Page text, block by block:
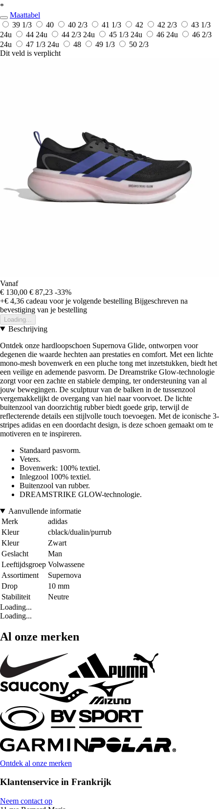
*
Maattabel
39 1/3
40 40 2/3 41 1/3 42 42 2/3
43 1/3
24u
44 24u 44 2/3 24u 45 1/3 24u 46 24u
46 2/3
24u
47 1/3 24u 48 49 1/3
50 2/3
Dit veld is verplicht
Vanaf
€ 130,00 € 87,23 -33%
+€ 4,36 cadeau voor je volgende bestelling Bijgeschreven na
bevestiging van je bestelling
Loading...
Beschrijving
Ontdek onze hardloopschoen Supernova Glide, ontworpen voor
degenen die waarde hechten aan prestaties en comfort. Met een lichte
mono-mesh bovenwerk en een pluche tong met inzetstukken, biedt het
een veilige en ademende pasvorm. De Dreamstrike Glow-technologie
zorgt voor een zachte en stabiele demping, ter ondersteuning van al
jouw bewegingen. De sculptuur van de balken in de tussenzool
vergemakkelijkt de overgang van hiel naar voorvoet. De lichte
buitenzool van doorzichtig rubber biedt goede grip, terwijl de
reflecterende details een stijlvolle touch toevoegen. Met de iconische 3-
stripes adidas en een doordacht design, is deze schoen gemaakt om te
motiveren en te inspireren.
Standaard pasvorm.
Veters.
Bovenwerk: 100% textiel.
Inlegzool 100% textiel.
Buitenzool van rubber.
DREAMSTRIKE GLOW-technologie.
Aanvullende informatie
Merk
adidas
Kleur
cblack/dualin/purrub
Kleur
Zwart
Geslacht
Man
Leeftijdsgroep Volwassene
Assortiment
Supernova
Drop
10 mm
Stabiliteit
Neutre
Loading...
Loading...
Al onze merken
Ontdek al onze merken
Klantenservice in Frankrijk
Neem contact op